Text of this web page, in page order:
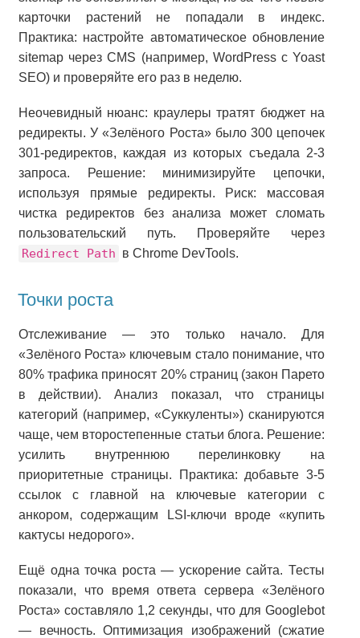
карточки растений не попадали в индекс.
Практика: настройте автоматическое обновление
sitemap через CMS (например, WordPress с Yoast
SEO) и проверяйте его раз в неделю.
Неочевидный нюанс: краулеры тратят бюджет на
редиректы. У «Зелёного Роста» было 300 цепочек
301-редиректов, каждая из которых съедала 2-3
запроса. Решение: минимизируйте цепочки,
используя прямые редиректы. Риск: массовая
чистка редиректов без анализа может сломать
пользовательский путь. Проверяйте через
Redirect Path в Chrome DevTools.
Точки роста
Отслеживание — это только начало. Для
«Зелёного Роста» ключевым стало понимание, что
80% трафика приносят 20% страниц (закон Парето
в действии). Анализ показал, что страницы
категорий (например, «Суккуленты») сканируются
чаще, чем второстепенные статьи блога. Решение:
усилить внутреннюю перелинковку на
приоритетные страницы. Практика: добавьте 3-5
ссылок с главной на ключевые категории с
анкором, содержащим LSI-ключи вроде «купить
кактусы недорого».
Ещё одна точка роста — ускорение сайта. Тесты
показали, что время ответа сервера «Зелёного
Роста» составляло 1,2 секунды, что для Googlebot
— вечность. Оптимизация изображений (сжатие